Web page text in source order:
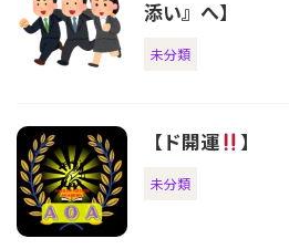
添い』へ】
未分類
【ド開運 】
未分類